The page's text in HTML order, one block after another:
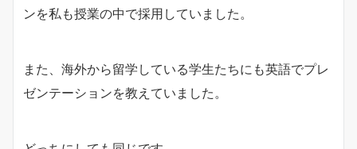
ンを私も授業の中で採用していました。
また、海外から留学している学生たちにも英語でプレ
ゼンテーションを教えていました。